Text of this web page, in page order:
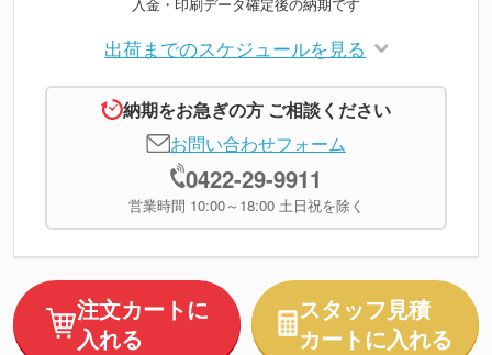
出荷までのスケジュールを見る
納期をお急ぎの方 ご相談ください
お問い合わせフォーム
0422-29-9911
営業時間 10:00～18:00 土日祝を除く
注文カートに
入れる
スタッフ見積
カートに入れる